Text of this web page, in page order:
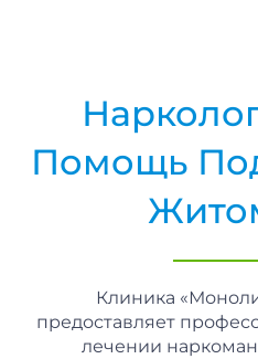
Помощь
Клиника
предоставляет
лечении